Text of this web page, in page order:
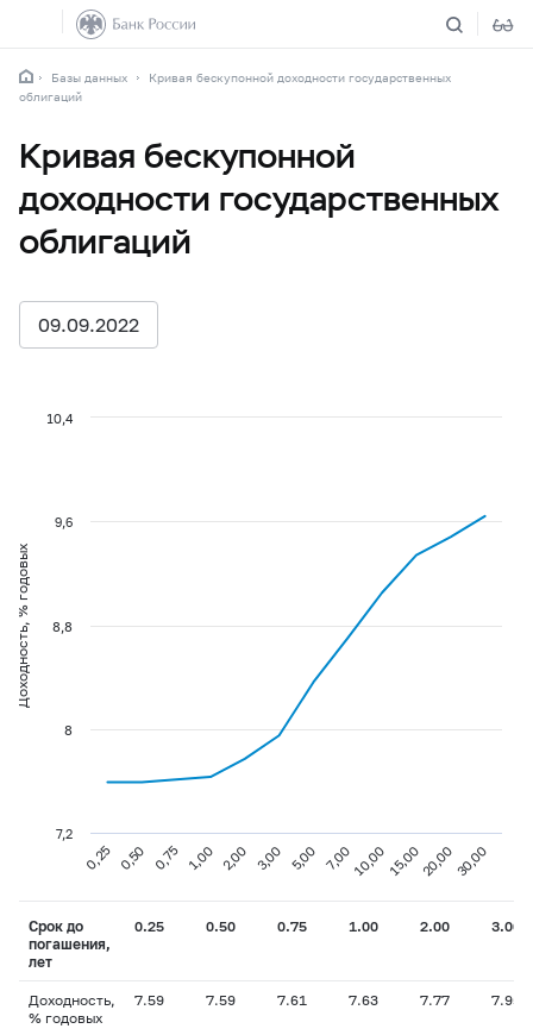
Базы данных
Кривая бескупонной доходности государственных
облигаций
Кривая бескупонной
доходности государственных
облигаций
09.09.2022
Доходность, % годовых
0,25 0,50 0,75 1,00 2,00 3,00 5,00 7,0010,0015,0020,0030,00
7,2
8
8,8
9,6
10,4
Срок до
погашения,
лет
0.25 0.50 0.75 1.00 2.00 3.00
Доходность,
% годовых
7.59 7.59 7.61 7.63 7.77 7.95